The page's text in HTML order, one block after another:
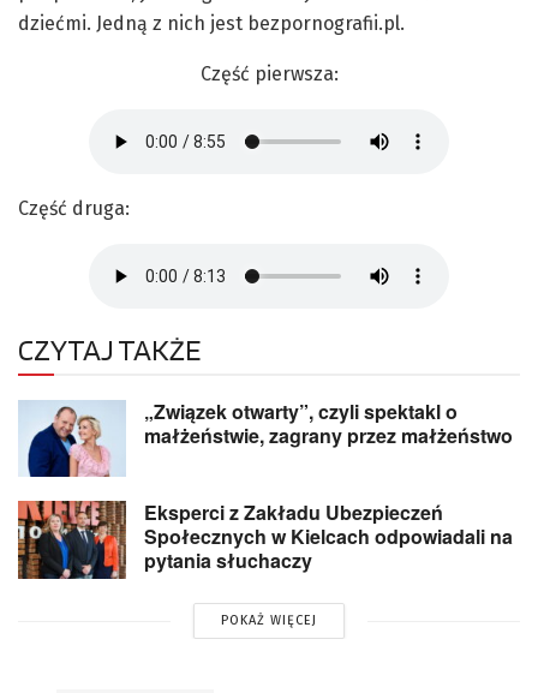
dziećmi. Jedną z nich jest bezpornografii.pl.
Część pierwsza:
Część druga:
CZYTAJ TAKŻE
„Związek otwarty”, czyli spektakl o
małżeństwie, zagrany przez małżeństwo
Eksperci z Zakładu Ubezpieczeń
Społecznych w Kielcach odpowiadali na
pytania słuchaczy
POKAŻ WIĘCEJ